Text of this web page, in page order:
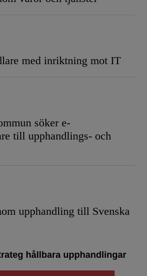
med inriktning mot IT
söker e-
till upphandlings- och
upphandling till Svenska
hållbara upphandlingar